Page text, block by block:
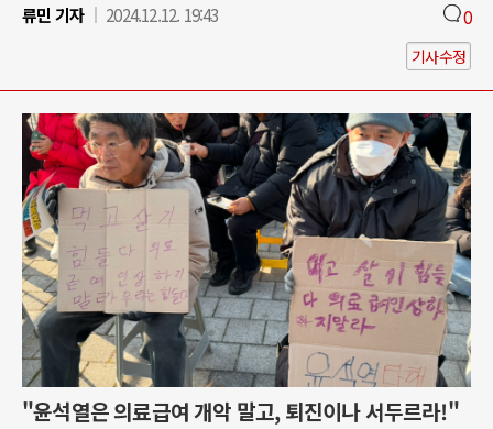
류민 기자
2024.12.12. 19:43 0
기사수정
"윤석열은 의료급여 개악 말고, 퇴진이나 서두르라!"